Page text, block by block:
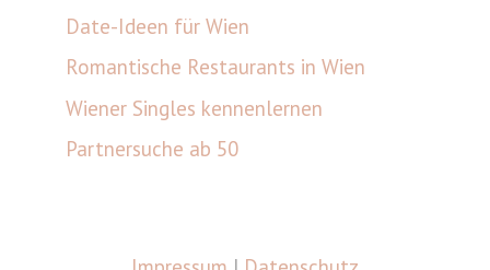
Date-Ideen für Wien
Romantische Restaurants in Wien
Wiener Singles kennenlernen
Partnersuche ab 50